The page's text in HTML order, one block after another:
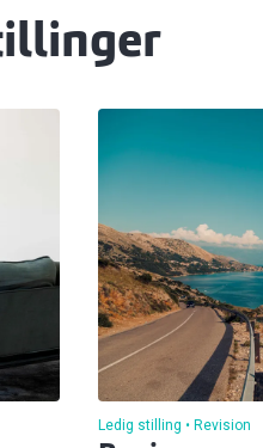
Ledig stilling Revision